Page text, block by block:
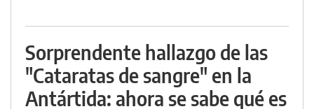
Sorprendente hallazgo de las
"Cataratas de sangre" en la
Antártida: ahora se sabe qué es